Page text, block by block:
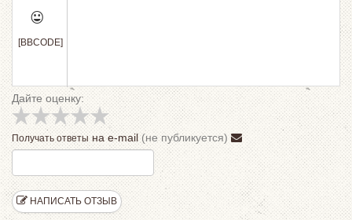

[BBCODE]
Дайте оценку:
Получать ответы на e-mail (не публикуется)
НАПИСАТЬ ОТЗЫВ